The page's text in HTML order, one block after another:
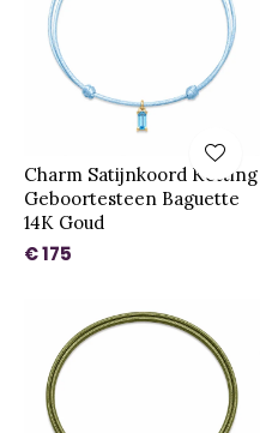
Charm Satijnkoord Ketting
Geboortesteen Baguette
14K Goud
€ 175